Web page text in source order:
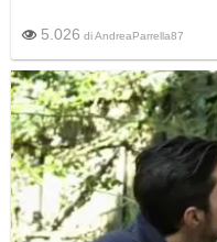
5.026 diAndreaParrella87